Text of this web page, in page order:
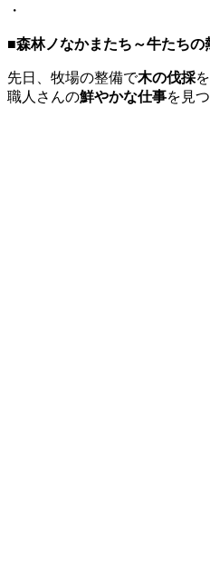
・
■森林ノなかまたち～牛たちの
先日、牧場の整備で木の伐採
職人さんの鮮やかな仕事を見